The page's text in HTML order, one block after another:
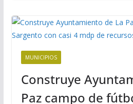
MUNICIPIOS
Construye
Paz campo de